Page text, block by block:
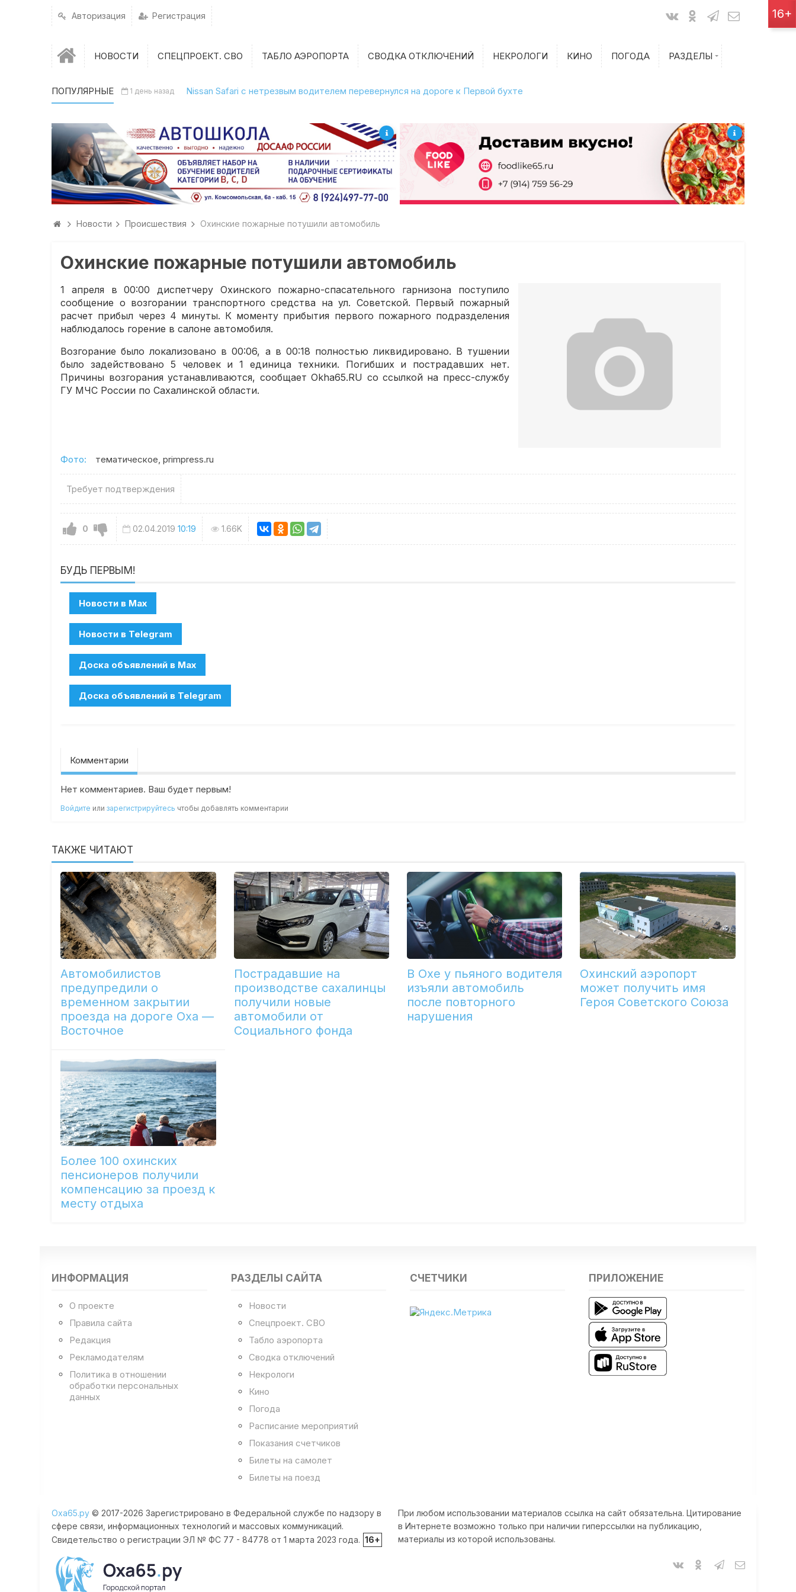
Авторизация Регистрация
НОВОСТИ СПЕЦПРОЕКТ. СВО ТАБЛО АЭРОПОРТА СВОДКА ОТКЛЮЧЕНИЙ НЕКРОЛОГИ КИНО ПОГОДА РАЗДЕЛЫ
Показания счетчиков
Билеты на поезд
ПОПУЛЯРНЫЕ 1 день назад Nissan Safari с нетрезвым водителем перевернулся на дороге к Первой бухте
Новости Происшествия Охинские пожарные потушили автомобиль
Охинские пожарные потушили автомобиль
1 апреля в 00:00 диспетчеру Охинского пожарно-спасательного гарнизона поступило
сообщение о возгорании транспортного средства на ул. Советской. Первый пожарный
расчет прибыл через 4 минуты. К моменту прибытия первого пожарного подразделения
наблюдалось горение в салоне автомобиля.
Возгорание было локализовано в 00:06, а в 00:18 полностью ликвидировано. В тушении
было задействовано 5 человек и 1 единица техники. Погибших и пострадавших нет.
Причины возгорания устанавливаются, сообщает Okha65.RU со ссылкой на пресс-службу
ГУ МЧС России по Сахалинской области.
Фото: тематическое, primpress.ru
Требует подтверждения
0 02.04.2019 10:19 1.66K
БУДЬ ПЕРВЫМ!
Комментарии
Нет комментариев. Ваш будет первым!
Войдите илизарегистрируйтесь чтобы добавлять комментарии
ТАКЖЕ ЧИТАЮТ
Автомобилистов
предупредили о
временном закрытии
проезда на дороге Оха —
Восточное
Пострадавшие на
производстве сахалинцы
получили новые
автомобили от
Социального фонда
В Охе у пьяного водителя
изъяли автомобиль
после повторного
нарушения
Охинский аэропорт
может получить имя
Героя Советского Союза
Более 100 охинских
пенсионеров получили
компенсацию за проезд к
месту отдыха
ИНФОРМАЦИЯ
О проекте
Правила сайта
Редакция
Рекламодателям
Политика в отношении
обработки персональных
данных
РАЗДЕЛЫ САЙТА
Новости
Спецпроект. СВО
Табло аэропорта
Сводка отключений
Некрологи
Кино
Погода
Расписание мероприятий
Показания счетчиков
Билеты на самолет
Билеты на поезд
СЧЕТЧИКИ ПРИЛОЖЕНИЕ
При любом использовании материалов ссылка на сайт обязательна. Цитирование
в Интернете возможно только при наличии гиперссылки на публикацию,
материалы из которой использованы.
Оха65.ру © 2017-2026 Зарегистрировано в Федеральной службе по надзору в
сфере связи, информационных технологий и массовых коммуникаций.
Свидетельство о регистрации ЭЛ № ФС 77 - 84778 от 1 марта 2023 года. 16+
16+